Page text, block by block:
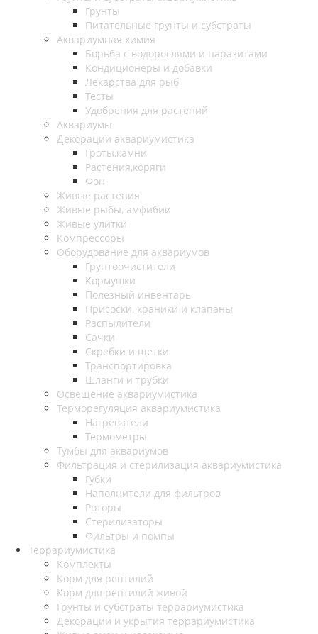
Грунты
Питательные грунты и субстраты
Аквариумная химия
Борьба с водорослями и паразитами
Кондиционеры и добавки
Лекарства для рыб
Тесты
Удобрения для растений
Аквариумы
Декорации аквариумистика
Гроты,камни
Растения,коряги
Фон
Живые растения
Живые рыбы, амфибии
Живые улитки
Компрессоры
Оборудование для аквариумов
Грунтоочистители
Кормушки
Полезный инвентарь
Присоски, краники и клапаны
Распылители
Сачки
Скребки и щетки
Транспортировка
Шланги и трубки
Освещение аквариумистика
Терморегуляция аквариумистика
Нагреватели
Термометры
Тумбы для аквариумов
Фильтрация и стерилизация аквариумистика
Губки
Наполнители для фильтров
Роторы
Стерилизаторы
Фильтры и помпы
Террариумистика
Комплекты
Корм для рептилий
Корм для рептилий живой
Грунты и субстраты террариумистика
Декорации и укрытия террариумистика